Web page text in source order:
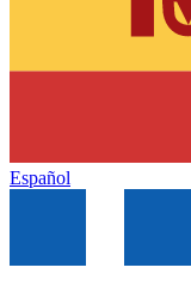
Español